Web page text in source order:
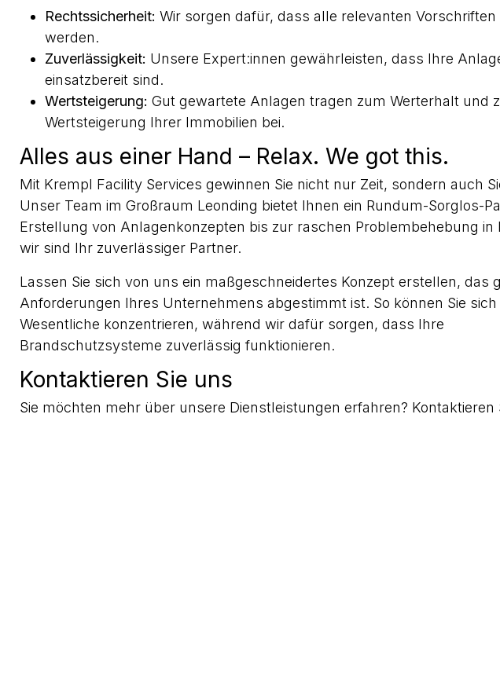
Rechtssicherheit: Wir sorgen dafür, dass alle relevanten Vorschriften
werden.
Zuverlässigkeit: Unsere Expert:innen gewährleisten, dass Ihre
einsatzbereit sind.
Wertsteigerung: Gut gewartete Anlagen tragen zum Werterhalt und
Wertsteigerung Ihrer Immobilien bei.
Alles aus einer Hand – Relax. We got this.
Mit Krempl Facility Services gewinnen Sie nicht nur Zeit, sondern auch
Unser Team im Großraum Leonding bietet Ihnen ein Rundum-Sorglos-
Erstellung von Anlagenkonzepten bis zur raschen Problembehebung in
wir sind Ihr zuverlässiger Partner.
Lassen Sie sich von uns ein maßgeschneidertes Konzept erstellen, das
Anforderungen Ihres Unternehmens abgestimmt ist. So können Sie
Wesentliche konzentrieren, während wir dafür sorgen, dass Ihre
Brandschutzsysteme zuverlässig funktionieren.
Kontaktieren Sie uns
Sie möchten mehr über unsere Dienstleistungen erfahren? Kontaktieren